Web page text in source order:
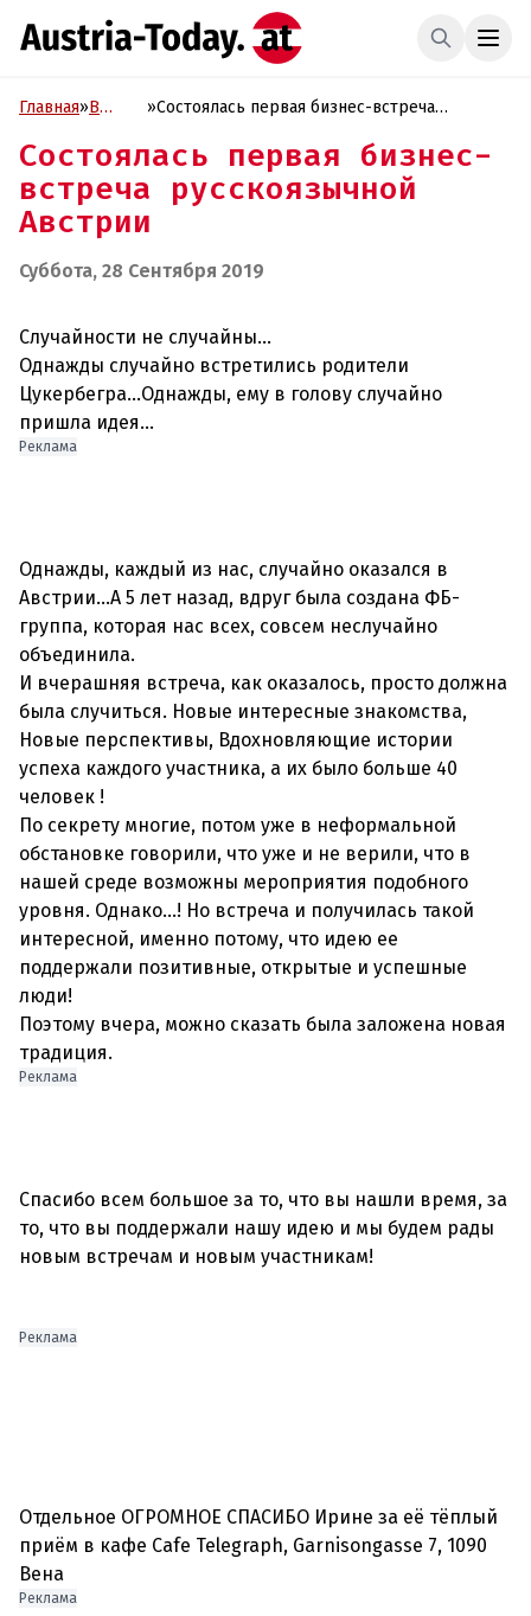
Главная»В
»Состоялась первая бизнес-встреча
Состоялась первая бизнес-
встреча русскоязычной
Австрии
Суббота, 28 Сентября 2019
Случайности не случайны...
Однажды случайно встретились родители
Цукербегра...Однажды, ему в голову случайно
пришла идея...
Реклама
Однажды, каждый из нас, случайно оказался в
Австрии...А 5 лет назад, вдруг была создана ФБ-
группа, которая нас всех, совсем неслучайно
объединила.
И вчерашняя встреча, как оказалось, просто должна
была случиться. Новые интересные знакомства,
Новые перспективы, Вдохновляющие истории
успеха каждого участника, а их было больше 40
человек !
По секрету многие, потом уже в неформальной
обстановке говорили, что уже и не верили, что в
нашей среде возможны мероприятия подобного
уровня. Однако...! Но встреча и получилась такой
интересной, именно потому, что идею ее
поддержали позитивные, открытые и успешные
люди!
Поэтому вчера, можно сказать была заложена новая
традиция.
Реклама
Спасибо всем большое за то, что вы нашли время, за
то, что вы поддержали нашу идею и мы будем рады
новым встречам и новым участникам!
Реклама
Отдельное ОГРОМНОЕ СПАСИБО Ирине за её тёплый
приём в кафе Cafe Telegraph, Garnisongasse 7, 1090
Реклама